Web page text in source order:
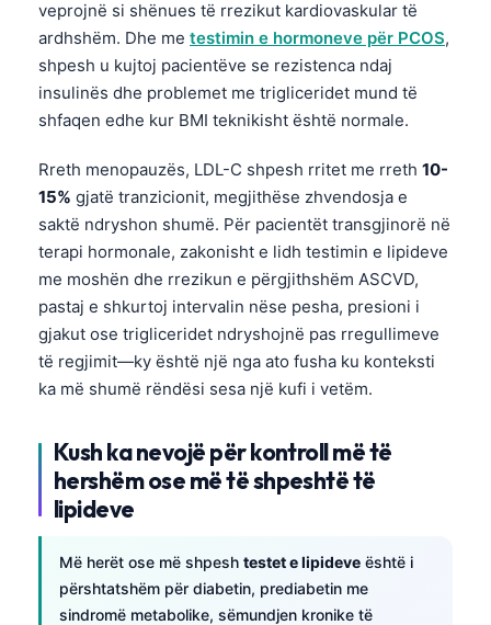
veprojnë si shënues të rrezikut kardiovaskular të
ardhshëm. Dhe me testimin e hormoneve për PCOS,
shpesh u kujtoj pacientëve se rezistenca ndaj
insulinës dhe problemet me trigliceridet mund të
shfaqen edhe kur BMI teknikisht është normale.
Rreth menopauzës, LDL-C shpesh rritet me rreth 10-
15% gjatë tranzicionit, megjithëse zhvendosja e
saktë ndryshon shumë. Për pacientët transgjinorë në
terapi hormonale, zakonisht e lidh testimin e lipideve
me moshën dhe rrezikun e përgjithshëm ASCVD,
pastaj e shkurtoj intervalin nëse pesha, presioni i
gjakut ose trigliceridet ndryshojnë pas rregullimeve
të regjimit—ky është një nga ato fusha ku konteksti
ka më shumë rëndësi sesa një kufi i vetëm.
Kush ka nevojë për kontroll më të
hershëm ose më të shpeshtë të
lipideve
Më herët ose më shpesh testet e lipideve është i
përshtatshëm për diabetin, prediabetin me
sindromë metabolike, sëmundjen kronike të
Bosanski
Azərbaycan dili
日本語
Čeština
Русский
Lietuvių kalba
Polski
한국어
Slovenščina
Magyar
বাংলা
मराठी
తెలుగు